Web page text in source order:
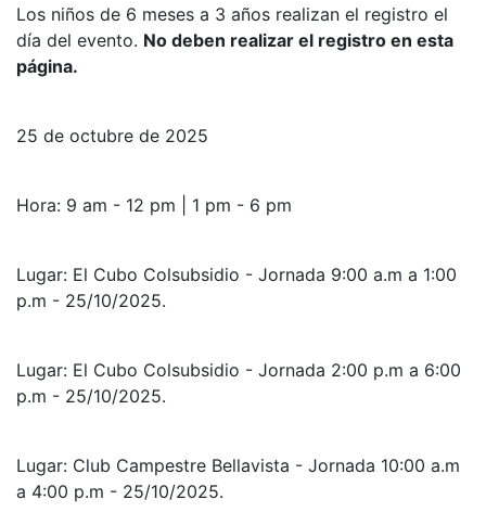
Los niños de 6 meses a 3 años realizan el registro el
día del evento. No deben realizar el registro en esta
página.
25 de octubre de 2025
Hora: 9 am - 12 pm | 1 pm - 6 pm
Lugar: El Cubo Colsubsidio - Jornada 9:00 a.m a 1:00
p.m - 25/10/2025.
Lugar: El Cubo Colsubsidio - Jornada 2:00 p.m a 6:00
p.m - 25/10/2025.
Lugar: Club Campestre Bellavista - Jornada 10:00 a.m
a 4:00 p.m - 25/10/2025.